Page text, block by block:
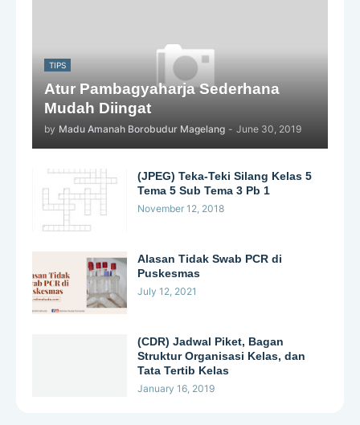
TIPS
Atur Pambagyaharja Sederhana
Mudah Diingat
by Madu Amanah Borobudur Magelang - June 30, 2019
(JPEG) Teka-Teki Silang Kelas 5
Tema 5 Sub Tema 3 Pb 1
November 12, 2018
Alasan Tidak Swab PCR di
Puskesmas
July 12, 2021
(CDR) Jadwal Piket, Bagan
Struktur Organisasi Kelas, dan
Tata Tertib Kelas
January 16, 2019